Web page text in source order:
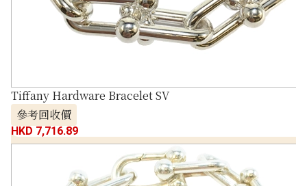
Tiffany Hardware Bracelet SV
參考回收價
HKD 7,716.89